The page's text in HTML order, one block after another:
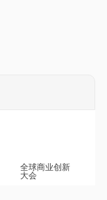
全球商业创新
大会